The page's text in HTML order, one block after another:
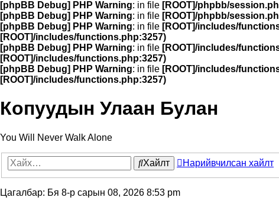
[phpBB Debug] PHP Warning: in file [ROOT]/phpbb/
[phpBB Debug] PHP Warning: in file [ROOT]/phpbb/
[phpBB Debug] PHP Warning: in file [ROOT]/includes/
[ROOT]/includes/functions.php:3257)
[phpBB Debug] PHP Warning: in file [ROOT]/includes/
[ROOT]/includes/functions.php:3257)
[phpBB Debug] PHP Warning: in file [ROOT]/includes/
[ROOT]/includes/functions.php:3257)
Копуудын Улаан Булан
You Will Never Walk Alone
Хайлт Нарийвчилсан хайлт
Цагалбар: Бя 8-р сарын 08, 2026 8:53 pm